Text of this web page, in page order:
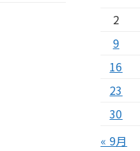
2
9
16
23
30
« 9月